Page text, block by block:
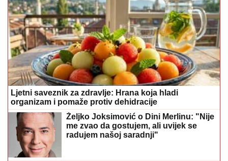
Ljetni saveznik za zdravlje: Hrana koja hladi
organizam i pomaže protiv dehidracije
Željko Joksimović o Dini Merlinu: "Nije
me zvao da gostujem, ali uvijek se
radujem našoj saradnji"